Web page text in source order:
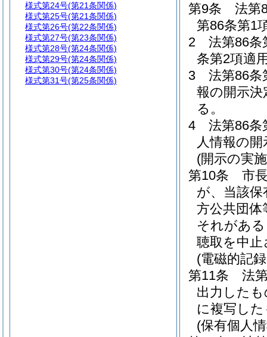
第9条
法第
第86条第1
2
法第86条
条第2項適
3
法第86条
報の開示決
る。
4
法第86条
人情報の
(開示の実
第10条
市
が、当該
方公共団
それがあ
聴取を中
(電磁的記
第11条
法
出力した
に複写し
(保有個人
様式第24号(第21条関係)
様式第25号(第21条関係)
様式第26号(第22条関係)
様式第27号(第23条関係)
様式第28号(第24条関係)
様式第29号(第24条関係)
様式第30号(第24条関係)
様式第31号(第25条関係)